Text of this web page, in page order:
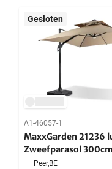
Gesloten
A1-46057-1
MaxxGarden 21236
Zweefparasol
Nieuw
Peer,BE